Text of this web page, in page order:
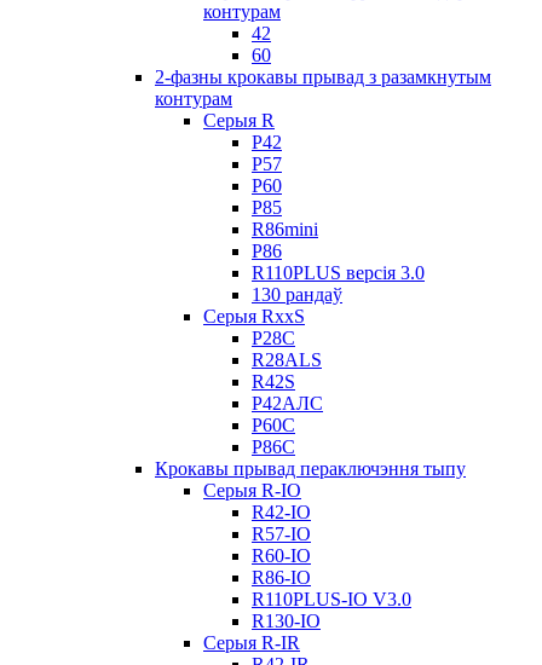
контурам
42
60
2-фазны крокавы прывад з разамкнутым
контурам
Серыя R
Р42
Р57
Р60
Р85
R86mini
Р86
R110PLUS версія 3.0
130 рандаў
Серыя RxxS
Р28С
R28ALS
R42S
Р42АЛС
Р60С
Р86С
Крокавы прывад пераключэння тыпу
Серыя R-IO
R42-IO
R57-IO
R60-IO
R86-IO
R110PLUS-IO V3.0
R130-IO
Серыя R-IR